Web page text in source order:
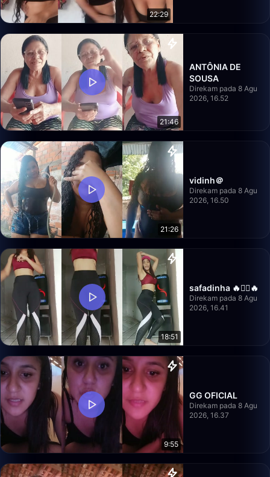
22:29
21:46
ANTÔNIA DE
SOUSA
Direkam pada 8 Agu
2026, 16.52
21:26
vidinh＠
Direkam pada 8 Agu
2026, 16.50
18:51
safadinha 🔥❤️‍🔥🔥
Direkam pada 8 Agu
2026, 16.41
9:55
GG OFICIAL
Direkam pada 8 Agu
2026, 16.37